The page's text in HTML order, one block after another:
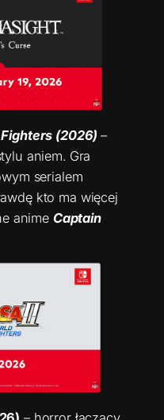
Fighters (2026)–
aniem. Gra
serialem
kto ma więcej
anime Captain